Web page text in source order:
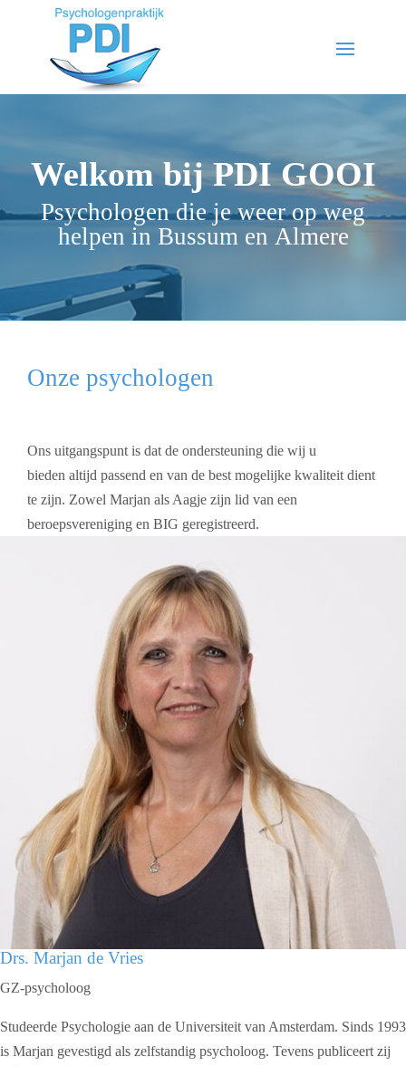
Welkom bij PDI GOOI
Psychologen die je weer op weg
helpen in Bussum en Almere
Onze psychologen
Ons uitgangspunt is dat de ondersteuning die wij u
bieden altijd passend en van de best mogelijke kwaliteit dient
te zijn. Zowel Marjan als Aagje zijn lid van een
beroepsvereniging en BIG geregistreerd.
Drs. Marjan de Vries
GZ-psycholoog
Studeerde Psychologie aan de Universiteit van Amsterdam. Sinds 1993
is Marjan gevestigd als zelfstandig psycholoog. Tevens publiceert zij